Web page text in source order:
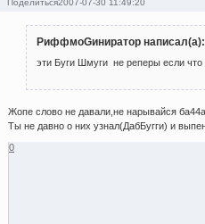
Поделиться2007-07-30 11:49:20
РиффмоGиниратор написал(а):
эти Буги Шмуги не реперы если что
Жопе слово не давали,не нарывайся
Ты не давно о них узнал(ДабБугги) и
0